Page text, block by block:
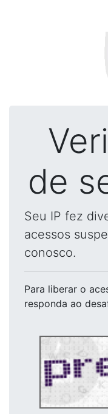
de
Seu IP fez
acessos
conosco.
Para liberar o
responda ao